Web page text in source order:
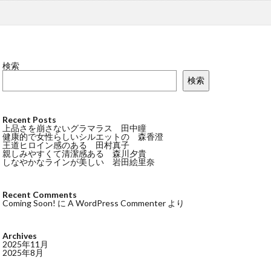
検索
検索
Recent Posts
上品さを崩さないグラマラス 田中瞳
健康的で女性らしいシルエットの 森香澄
王道ヒロイン感のある 田村真子
親しみやすくて清潔感ある 森川夕貴
しなやかなラインが美しい 岩田絵里奈
Recent Comments
Coming Soon! に A WordPress Commenter より
Archives
2025年11月
2025年8月